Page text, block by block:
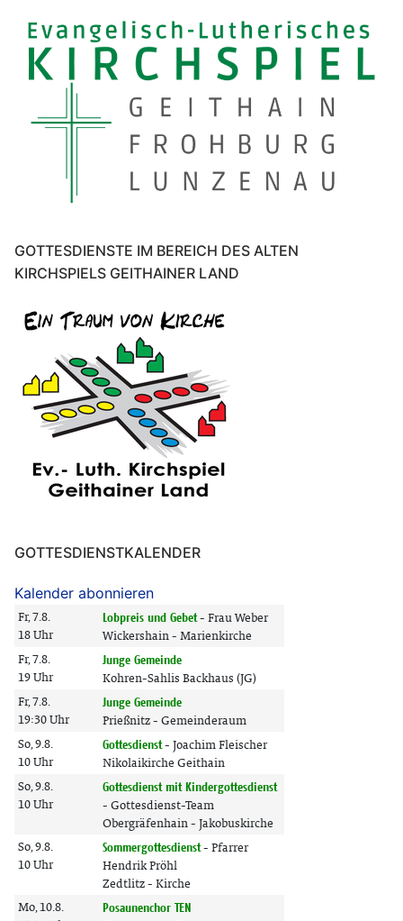
GOTTESDIENSTE IM BEREICH DES ALTEN
KIRCHSPIELS GEITHAINER LAND
GOTTESDIENSTKALENDER
Kalender abonnieren